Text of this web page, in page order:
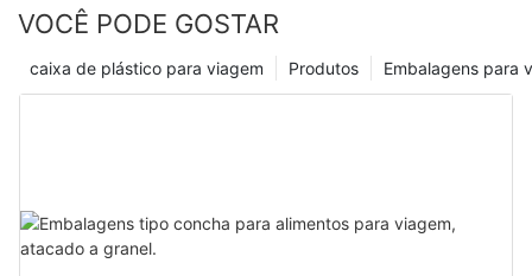
VOCÊ PODE GOSTAR
Embalagens para
Produtos
caixa de plástico para viagem